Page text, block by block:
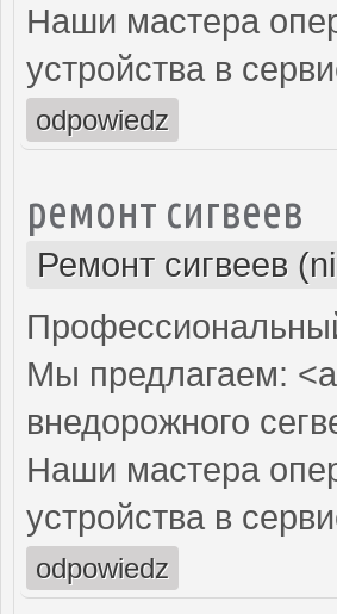
Наши мастера
устройства в
odpowiedz
ремонт сигвеев
Ремонт сигвеев
Мы предлагаем:
внедорожного
Наши мастера
устройства в
odpowiedz